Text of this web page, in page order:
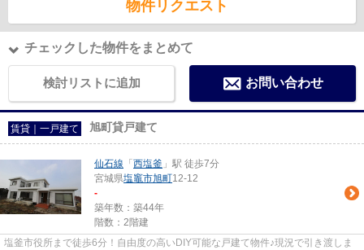
物件リクエスト
チェックした物件をまとめて
検討リストに追加 お問い合わせ
賃貸｜一戸建て 旭町貸戸建て
仙石線 「 西塩釜 」駅 徒歩7分
宮城県塩竈市旭町12-12
-
築年数：築44年
階数：2階建
塩釜市役所まで徒歩6分！自由度の高いDIY可能な戸建て物件♪現況で引き渡しま